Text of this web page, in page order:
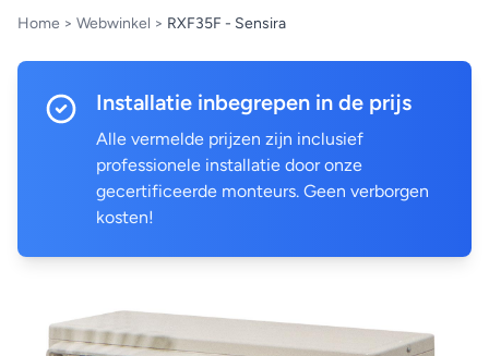
Home > Webwinkel > RXF35F - Sensira
Installatie inbegrepen in de prijs
Alle vermelde prijzen zijn inclusief
professionele installatie door onze
gecertificeerde monteurs. Geen verborgen
kosten!